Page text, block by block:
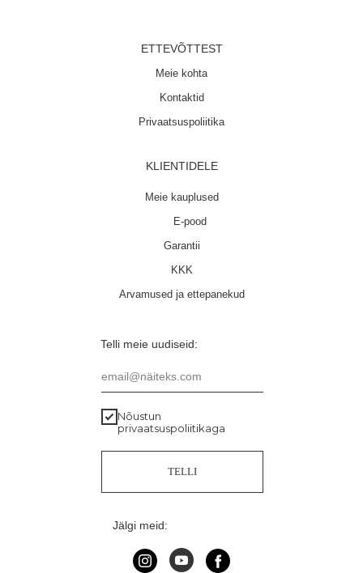
Kontaktid
Privaatsuspoliitika
Meie kohta
ETTEVÕTTEST
Jälgi meid:
Telli meie uudiseid:
email@näiteks.com
Nõustun
privaatsuspoliitikaga
TELLI
KLIENTIDELE
Meie kauplused
Arvamused ja ettepanekud
KKK
Garantii
E-pood